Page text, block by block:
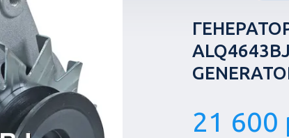
21 600